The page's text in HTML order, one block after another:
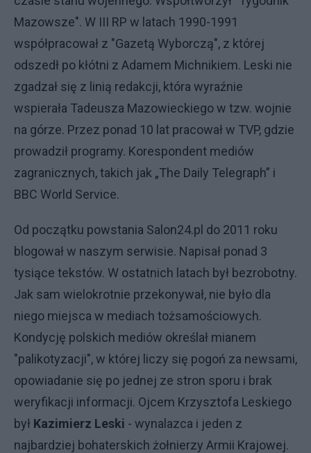
Mazowsze". W III RP w latach 1990-1991
współpracował z "Gazetą Wyborczą", z której
odszedł po kłótni z Adamem Michnikiem. Leski nie
zgadzał się z linią redakcji, która wyraźnie
wspierała Tadeusza Mazowieckiego w tzw. wojnie
na górze. Przez ponad 10 lat pracował w TVP, gdzie
prowadził programy. Korespondent mediów
zagranicznych, takich jak „The Daily Telegraph” i
BBC World Service.
Od początku powstania Salon24.pl do 2011 roku
blogował w naszym serwisie. Napisał ponad 3
tysiące tekstów. W ostatnich latach był bezrobotny.
Jak sam wielokrotnie przekonywał, nie było dla
niego miejsca w mediach tożsamościowych.
Kondycję polskich mediów określał mianem
"palikotyzacji", w której liczy się pogoń za newsami,
opowiadanie się po jednej ze stron sporu i brak
weryfikacji informacji. Ojcem Krzysztofa Leskiego
był Kazimierz Leski - wynalazca i jeden z
najbardziej bohaterskich żołnierzy Armii Krajowej.